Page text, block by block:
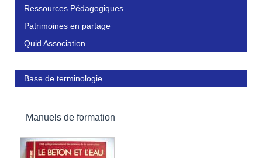
Ressources Pédagogiques
Patrimoines en partage
Quid Association
Base de terminologie
Manuels de formation